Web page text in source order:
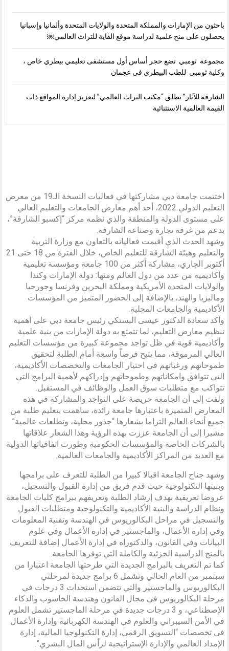
باحثون من الإمارات والمملكة المتحدة والولايات المتحدة وألمانيا وإسبانيا
يحصلون على منح علمية لدراسة موقع الفاية للتراث العالمي￼
مجموعة ثومبي تضع حجر أساس أول مستشفى تعليمي بيطري خاص ،
وكلية ثومبي للطب البيطري في عجمان
الشارقة للآثار” تطلق “مكتب التراث العالمي” لتعزيز إدارة المواقع ذات
القيمة العالمية الاستثنائية
اختتمت جامعة دبي مشاركتها في فعاليات النسخة الـ19 من معرض
التعليم الدولي 2022، أحد أهم معارض الجامعات والتعليم العالي
على مستوى الدولة والمنطقة والذي نظمه مركز “إكسبو الشارقة”،
بدعم من غرفة تجارة وصناعة الشارقة.
وشهد الحدث الذي أقيمت فعالياته بالتعاون مع وزارة التربية
والتعليم وهيئة الشارقة للتعليم الخاص، خلال الفترة من 18 حتى 21
أكتوبر الجاري، مشاركة أكثر من 100 جامعة ومؤسسة تعليمية
وأكاديمية من عدد من دول العالم ومنها: دولة الإمارات وكندا
والولايات المتحدة الأمريكية ومملكة البحرين وفرنسا وجورجيا
وماليزيا والهند، بالإضافة إلى الحضور المتميز من المؤسسات
الأكاديمية والجامعات المحلية.
وأكد سعادة الدكتور عيسى البستكي رئيس جامعة دبي على أهمية
تنظيم معارض التعليم، لما تتمتع به دولة الإمارات من بنية علمية
وأكاديمية قوية في ظل تواجد مجموعة كبيرة من مؤسسات التعليم
العالي المرموقة، مما يتيح فرصاً واسعة أمام الطلبة لتحقيق
طموحاتهم ورغباتهم في اختيار الجامعات والتخصصات الأكاديمية،
التي تتوافق وامكاناتهم وطموحاتهم وإدراكهم لأهمية البرامج التي
تتواكب مع متطلبات سوق العمل والوظائف في المستقبل.
ولفت إلى أن الجامعة حريصة على التواجد والمشاركة في هذه
المعارض المتميزة باعتبارها جامعة رائدة، ساهمت بتعليم طلبة من
جميع أنحاء العالم التزاما بشعارها “جذور محلية، وتطلعات عالمية”
مشيرا إلى أن الجامعة عززت بهذه الرؤية وهذا الشعار علاقاتها
بالشركات الخاصة والمؤسسات الحكومية وطورت اتفاقياتها الدولية
مع العديد من المراكز الأكاديمية والجامعات العالمية.
وشهد جناح الجامعة اقبالا كبيرا من الطلبة للتعرف على برامجها
وبنيتها التكنولوجية حيث قدم فريق من إدارة القبول والتسجيل،
عروضا تعريفية بهدف إرشاد الطلبة وتعريفهم ببرامج كليات الجامعة
ونظام الدراسة والبنية الأكاديمية والتكنولوجية ومتطلبات القبول
والتسجيل في مراحل البكالوريوس في الهندسة وتقنية المعلومات
وفي إدارة الأعمال، والماجستير في إدارة الأعمال وفي علوم
البيانات وفي القانون، والدكتوراه في إدارة الأعمال إضافة للتعريف
بالمنح الدراسية الجزئية والكاملة التي توفرها الجامعة.
كما تم التعريف بالبرامج الجديدة التي طرحتها الجامعة اعتبارا من
سبتمبر من العام الحالي وتشمل 6 برامج جديدة لمرحلتي
البكالوريوس والماجستير والتي تتضمن استحداث 3 درجات في
مرحلة البكالوريوس في مجال القانون وهندسة الحاسوب والذكاء
الإصطناعي، و 3 درجات جديدة في مرحلة الماجستير تشمل العلوم
في الأمن السيبراني والعلوم في الهندسة الكهربائية وإدارة الأعمال
في تخصصات “التسويق الرقمي، إدارة التكنولوجيا المالية، إدارة
الإمداد العالمي والإدارة الإستراتيجية لرأس المال البشري”.